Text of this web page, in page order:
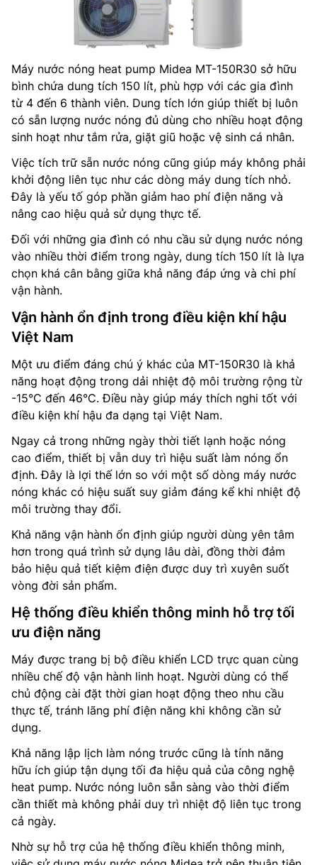
Máy nước nóng heat pump Midea MT-150R30 sở hữu
bình chứa dung tích 150 lít, phù hợp với các gia đình
từ 4 đến 6 thành viên. Dung tích lớn giúp thiết bị luôn
có sẵn lượng nước nóng đủ dùng cho nhiều hoạt động
sinh hoạt như tắm rửa, giặt giũ hoặc vệ sinh cá nhân.
Việc tích trữ sẵn nước nóng cũng giúp máy không phải
khởi động liên tục như các dòng máy dung tích nhỏ.
Đây là yếu tố góp phần giảm hao phí điện năng và
nâng cao hiệu quả sử dụng thực tế.
Đối với những gia đình có nhu cầu sử dụng nước nóng
vào nhiều thời điểm trong ngày, dung tích 150 lít là lựa
chọn khá cân bằng giữa khả năng đáp ứng và chi phí
vận hành.
Vận hành ổn định trong điều kiện khí hậu
Việt Nam
Một ưu điểm đáng chú ý khác của MT-150R30 là khả
năng hoạt động trong dải nhiệt độ môi trường rộng từ
-15°C đến 46°C. Điều này giúp máy thích nghi tốt với
điều kiện khí hậu đa dạng tại Việt Nam.
Ngay cả trong những ngày thời tiết lạnh hoặc nóng
cao điểm, thiết bị vẫn duy trì hiệu suất làm nóng ổn
định. Đây là lợi thế lớn so với một số dòng máy nước
nóng khác có hiệu suất suy giảm đáng kể khi nhiệt độ
môi trường thay đổi.
Khả năng vận hành ổn định giúp người dùng yên tâm
hơn trong quá trình sử dụng lâu dài, đồng thời đảm
bảo hiệu quả tiết kiệm điện được duy trì xuyên suốt
vòng đời sản phẩm.
Hệ thống điều khiển thông minh hỗ trợ tối
ưu điện năng
Máy được trang bị bộ điều khiển LCD trực quan cùng
nhiều chế độ vận hành linh hoạt. Người dùng có thể
chủ động cài đặt thời gian hoạt động theo nhu cầu
thực tế, tránh lãng phí điện năng khi không cần sử
dụng.
Khả năng lập lịch làm nóng trước cũng là tính năng
hữu ích giúp tận dụng tối đa hiệu quả của công nghệ
heat pump. Nước nóng luôn sẵn sàng vào thời điểm
cần thiết mà không phải duy trì nhiệt độ liên tục trong
cả ngày.
Nhờ sự hỗ trợ của hệ thống điều khiển thông minh,